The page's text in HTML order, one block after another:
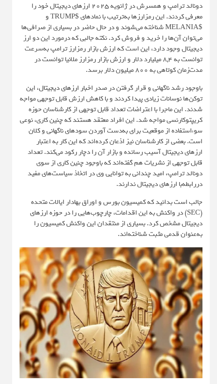
دونالد ترامپ و همسرش در ژانویه ۲۰۲۵ ارزهای دیجیتال خود را
معرفی کردند. این رمزارزها به‌ترتیب با نمادهای $TRUMP و
$MELANIA شناخته می‌شوند و در حال حاضر در بسیاری از صرافی‌ها
می‌توان آن‌ها را خرید و فروش کرد. نکته جالبی که درمورد این دو ارز
دیجیتال‌ وجود دارد، این است که ارزش بازار رمزارز ترامپ به‌سرعت
توانست به ۸,۴ میلیارد دلار و ارزش بازار رمزارز ملانیا توانست در
مدت‌زمان کوتاهی به ۸۰۰ میلیون دلار برسد.
باوجود رشد ناگهانی و قرار گرفتن در صدراخبار ارزهای دیجیتال، این
توکن‌ها نوسانات زیادی پیدا کردند و با کاهش ارزش قابل توجهی مواجه
شدند. این ماجرا با اعتراضات تعداد قابل توجهی از کارشناسان حوزه
کریپتوکارنسی مواجه شد. این افراد معتقد هستند که چنین کاری، نوعی
سوءاستفاده از موقعیت برای به‌دست آوردن سودهای ناگهانی و کلان
است. بعضی از کارشناسان نیز اذعان کرده‌اند که این کار به اعتبار
ارزهای دیجیتال آسیب رسانده و بازار آن را دچار رکود می‌کند. تعداد
قابل توجهی از نشریات هم گفته‌اند که باوجود چنین کاری از سوی
دونالد ترامپ، امید چندانی به توانایی وی در اتخاذ سیاست‌های مفید
دررابطه‌با ارزهای دیجیتال ندارند.
جالب است بدانید که کمیسیون بورس و اوراق بهادار ایالات متحده
(SEC) در واکنش به این اقدامات، چارچوب‌هایی را در حوزه ارزهای
دیجیتال مشخص کرد. بسیاری از منتقدان این واکنش کمیسیون را
به‌عنوان قدمی مثبت شناخته‌اند.